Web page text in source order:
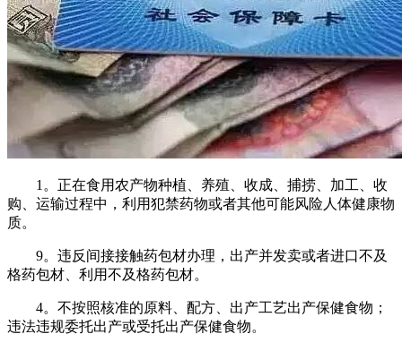
1。正在食用农产物种植、养殖、收成、捕捞、加工、收
购、运输过程中，利用犯禁药物或者其他可能风险人体健康物
质。
9。违反间接接触药包材办理，出产并发卖或者进口不及
格药包材、利用不及格药包材。
4。不按照核准的原料、配方、出产工艺出产保健食物；
违法违规委托出产或受托出产保健食物。